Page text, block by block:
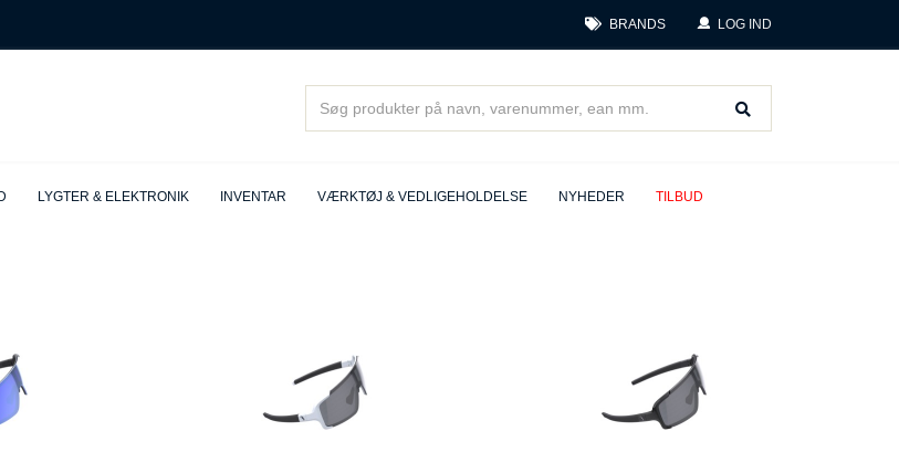
BRANDS LOG IND
LYGTER & ELEKTRONIK INVENTAR VÆRKTØJ & VEDLIGEHOLDELSE NYHEDER
TILBUD